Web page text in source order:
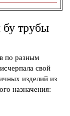
бу трубы
по разным
свой
изделий из
назначения: